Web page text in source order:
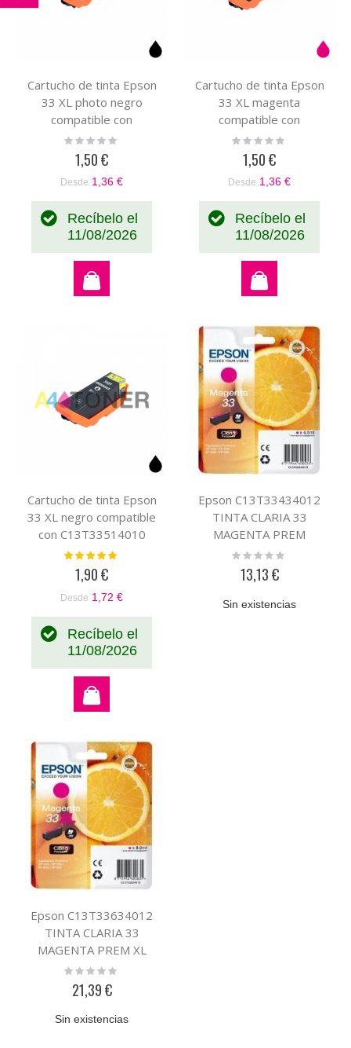
Cartucho de tinta Epson
33 XL photo negro
compatible con
C13T33614010
Rating:
1,50 €
Desde 1,36 €
Recíbelo el
11/08/2026
Cartucho de tinta Epson
33 XL magenta
compatible con
C13T33634010
Rating:
1,50 €
Desde 1,36 €
Recíbelo el
11/08/2026
Cartucho de tinta Epson
33 XL negro compatible
con C13T33514010
Valoración:
1,90 €
Desde 1,72 €
Recíbelo el
11/08/2026
Epson C13T33434012
TINTA CLARIA 33
MAGENTA PREM
Rating:
13,13 €
Sin existencias
Epson C13T33634012
TINTA CLARIA 33
MAGENTA PREM XL
Rating:
21,39 €
Sin existencias
Comprar